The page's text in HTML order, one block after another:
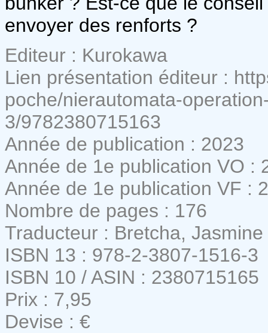
envoyer des renforts ?
Editeur : Kurokawa
Lien présentation éditeur :
poche/nierautomata-
3/9782380715163
Année de publication : 2023
Année de 1e publication VO :
Année de 1e publication VF :
Nombre de pages : 176
Traducteur : Bretcha, Jasmine
ISBN 13 : 978-2-3807-1516-3
ISBN 10 / ASIN : 2380715165
Prix : 7,95
Devise : €